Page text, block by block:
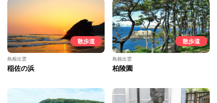
散歩道
島根出雲
稲佐の浜
散歩道
島根出雲
柏陵園